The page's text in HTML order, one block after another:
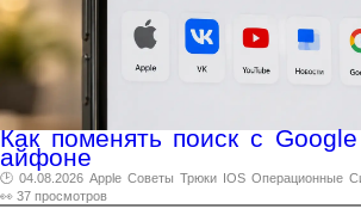
Как поменять поиск с
айфоне
🕑 04.08.2026 Apple Советы Трюки IOS Операционные
👀 37 просмотров